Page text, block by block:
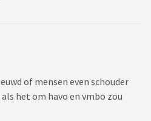
of mensen even schouder
het om havo en vmbo zou